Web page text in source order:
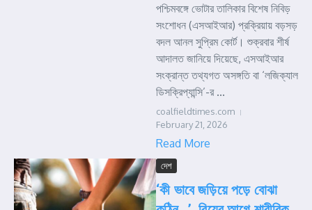
পশ্চিমবঙ্গে ভোটার তালিকার বিশেষ নিবিড়
সংশোধন (এসআইআর) প্রক্রিয়ায় বড়সড়
বদল আনল সুপ্রিম কোর্ট। শুক্রবার শীর্ষ
আদালত জানিয়ে দিয়েছে, এসআইআর
সংক্রান্ত তথ্যগত অসঙ্গতি বা ‘লজিক্যাল
ডিসক্রিপ্যান্সি’-র ...
coalfieldtimes.com
February 21, 2026
Read More
দেশ
‘কী ভাবে জড়িয়ে পড়ে বোঝা